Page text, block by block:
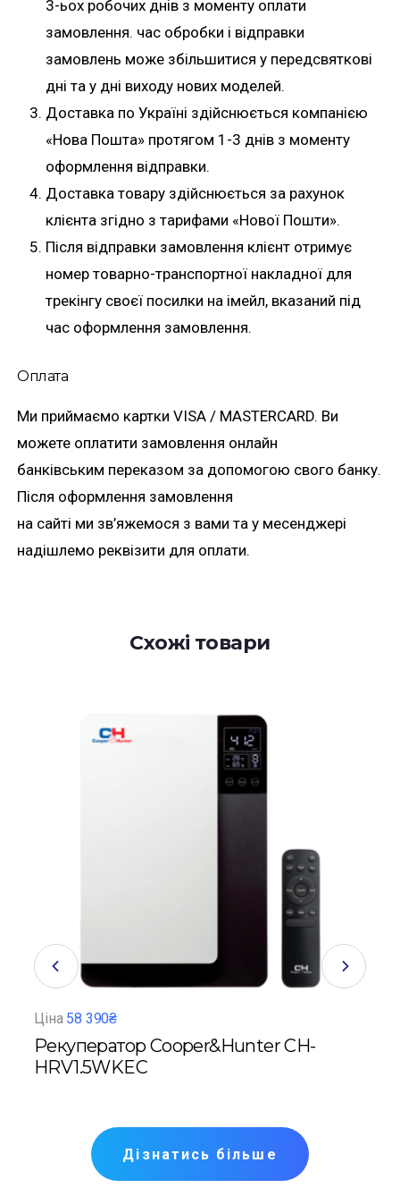
3-ьох робочих днів з моменту оплати
замовлення. час обробки і відправки
замовлень може збільшитися у передсвяткові
дні та у дні виходу нових моделей.
Доставка по Україні здійснюється компанією
«Нова Пошта» протягом 1-3 днів з моменту
оформлення відправки.
Доставка товару здійснюється за рахунок
клієнта згідно з тарифами «Нової Пошти».
Після відправки замовлення клієнт отримує
номер товарно-транспортної накладної для
трекінгу своєї посилки на імейл, вказаний під
час оформлення замовлення.
Оплата
Ми приймаємо картки VISA / MASTERCARD. Ви
можете оплатити замовлення онлайн
банківським переказом за допомогою свого банку.
Після оформлення замовлення
на сайті ми зв’яжемося з вами та у месенджері
надішлемо реквізити для оплати.
Схожі товари
Ціна 58 390₴
Рекуператор Cooper&Hunter CH-
HRV1.5WKEC
Дізнатись більше